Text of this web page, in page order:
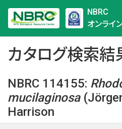
NBRC
オンライ
カタログ検索結
NBRC 114155:
mucilaginosa
Harrison